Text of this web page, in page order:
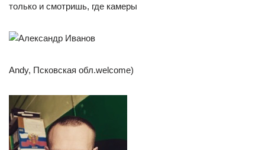
только и смотришь, где камеры
Andy, Псковская обл.welcome)